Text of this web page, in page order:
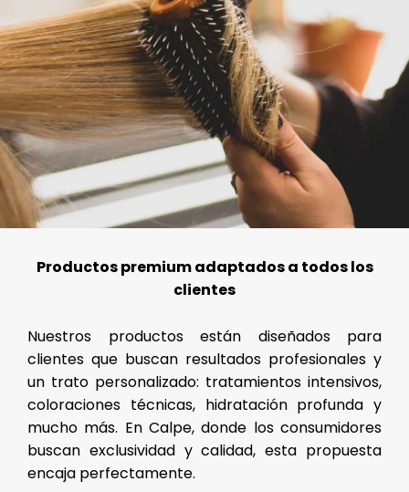
Productos premium adaptados a todos los
clientes
Nuestros productos están diseñados para
clientes que buscan resultados profesionales y
un trato personalizado: tratamientos intensivos,
coloraciones técnicas, hidratación profunda y
mucho más. En Calpe, donde los consumidores
buscan exclusividad y calidad, esta propuesta
encaja perfectamente.